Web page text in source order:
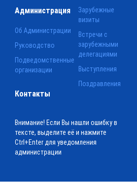
Зарубежные
визиты
Встречи с
зарубежными
делегациями
Выступления
Поздравления
Администрация
Об Администрации
Руководство
Подведомственные
организации
Контакты
Внимание! Если Вы нашли ошибку в
тексте, выделите её и нажмите
Ctrl+Enter для уведомления
администрации